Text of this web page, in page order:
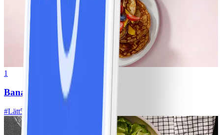
1
Bananpannkakor
#Lätt5 MIN